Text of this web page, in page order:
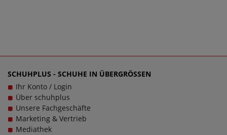
SCHUHPLUS - SCHUHE IN ÜBERGRÖSSEN
Ihr Konto / Login
Über schuhplus
Unsere Fachgeschäfte
Marketing & Vertrieb
Mediathek